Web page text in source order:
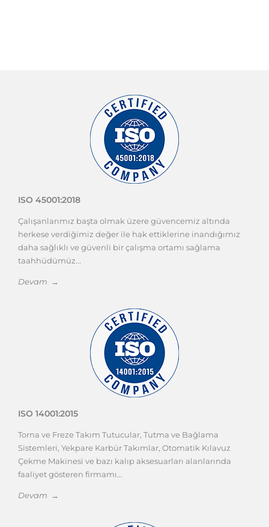
ISO 45001:2018
Çalışanlarımız başta olmak üzere güvencemiz altında
herkese verdiğimiz değer ile hak ettiklerine inandığımız
daha sağlıklı ve güvenli bir çalışma ortamı sağlama
taahhüdümüz...
Devam →
ISO 14001:2015
Torna ve Freze Takım Tutucular, Tutma ve Bağlama
Sistemleri, Yekpare Karbür Takımlar, Otomatik Kılavuz
Çekme Makinesi ve bazı kalıp aksesuarları alanlarında
faaliyet gösteren firmamı...
Devam →